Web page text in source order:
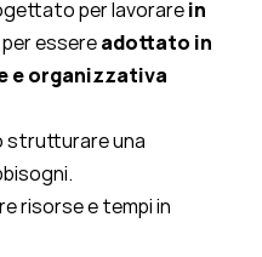
per lavorarein
essereadottato in
e organizzativa
strutturare una
risorse e tempi in